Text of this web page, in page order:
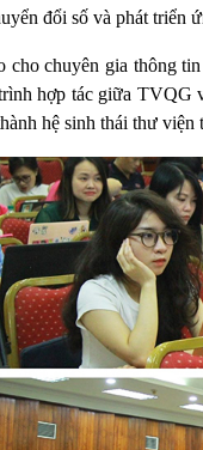
đổi số và phát triển
cho chuyên gia thông
hợp tác giữa
hệ sinh thái thư